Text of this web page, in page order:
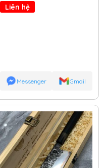
Liên hệ
Messenger Gmail